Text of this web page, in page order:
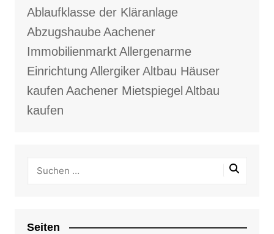
Ablaufklasse der Kläranlage
AbzugshaubeAachener
ImmobilienmarktAllergenarme
Einrichtung AllergikerAltbau Häuser
kaufen Aachener Mietspiegel Altbau
kaufen
Seiten